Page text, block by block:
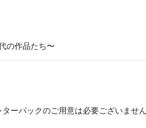
の作品たち〜
ーパックのご用意は必要ございませ